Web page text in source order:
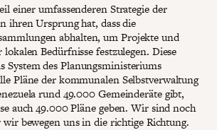
einer umfassenderen Strategie der
ihren Ursprung hat, dass die
abhalten, um Projekte und
Bedürfnisse festzulegen. Diese
System des Planungsministeriums
Pläne der kommunalen Selbstverwaltung
rund 49.000 Gemeinderäte gibt,
auch 49.000 Pläne geben. Wir sind noch
bewegen uns in die richtige Richtung.